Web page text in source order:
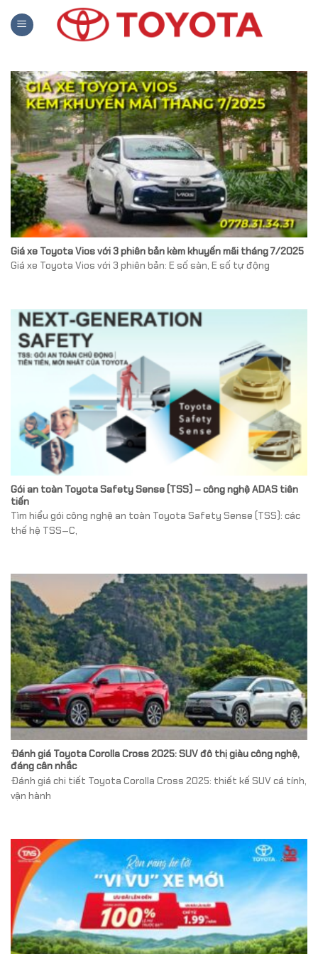
Giá xe Toyota Vios với 3 phiên bản kèm khuyến mãi tháng 7/2025
Giá xe Toyota Vios với 3 phiên bản: E số sàn, E số tự động
Gói an toàn Toyota Safety Sense (TSS) – công nghệ ADAS tiên
tiến
Tìm hiểu gói công nghệ an toàn Toyota Safety Sense (TSS): các
thế hệ TSS‑C,
Đánh giá Toyota Corolla Cross 2025: SUV đô thị giàu công nghệ,
đáng cân nhắc
Đánh giá chi tiết Toyota Corolla Cross 2025: thiết kế SUV cá tính,
vận hành